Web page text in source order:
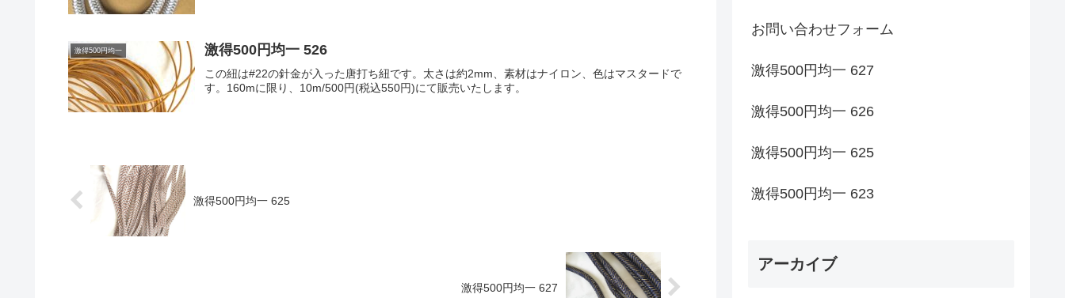
激得500円均一 激得500円均一 526
この紐は#22の針金が入った唐打ち紐です。太さは約2mm、素材はナイロン、色はマスタードで
す。160mに限り、10m/500円(税込550円)にて販売いたします。
激得500円均一 625
激得500円均一 627
お問い合わせフォーム
激得500円均一 627
激得500円均一 626
激得500円均一 625
激得500円均一 623
アーカイブ